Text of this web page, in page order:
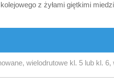
z żyłami giętkimi
wielodrutowe kl. 5 lub kl. 6,